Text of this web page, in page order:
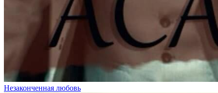
Незаконченная любовь